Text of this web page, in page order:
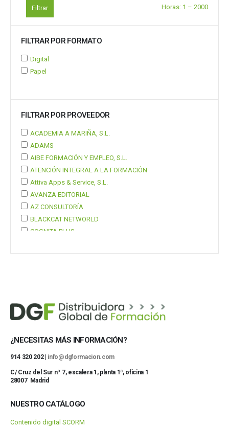
Filtrar Horas: 1 – 2000
FILTRAR POR FORMATO
Digital
Papel
FILTRAR POR PROVEEDOR
ACADEMIA A MARIÑA, S.L.
ADAMS
AIBE FORMACIÓN Y EMPLEO, S.L.
ATENCIÓN INTEGRAL A LA FORMACIÓN
Attiva Apps & Service, S.L.
AVANZA EDITORIAL
AZ CONSULTORÍA
BLACKCAT NETWORLD
COGNITA PLUS
Mostrar 37 más
¿NECESITAS MÁS INFORMACIÓN?
914 320 202 | info@dgformacion.com
C/ Cruz del Sur nº 7, escalera 1, planta 1ª, oficina 1
28007 Madrid
NUESTRO CATÁLOGO
Contenido digital SCORM